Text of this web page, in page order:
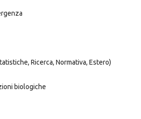
Ricerca, Normativa, Estero)
biologiche